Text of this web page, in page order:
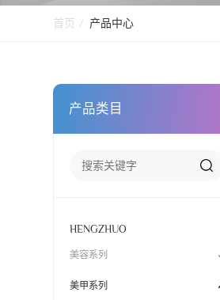
首页 / 产品中心
产品类目
HENGZHUO
美容系列
美甲系列